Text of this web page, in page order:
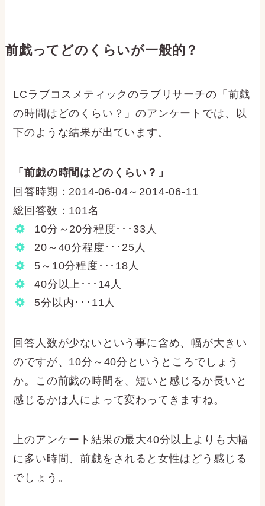
前戯ってどのくらいが一般的？
LCラブコスメティックのラブリサーチの「前戯
の時間はどのくらい？」のアンケートでは、以
下のような結果が出ています。
「前戯の時間はどのくらい？」
回答時期：2014-06-04～2014-06-11
総回答数：101名
10分～20分程度･･･33人
20～40分程度･･･25人
5～10分程度･･･18人
40分以上･･･14人
5分以内･･･11人
回答人数が少ないという事に含め、幅が大きい
のですが、10分～40分というところでしょう
か。この前戯の時間を、短いと感じるか長いと
感じるかは人によって変わってきますね。
上のアンケート結果の最大40分以上よりも大幅
に多い時間、前戯をされると女性はどう感じる
でしょう。